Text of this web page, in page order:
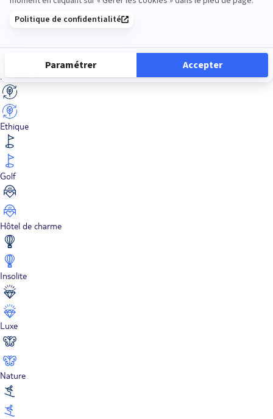
Entre amis
Ethique
Golf
Hôtel de charme
Insolite
Luxe
Nature